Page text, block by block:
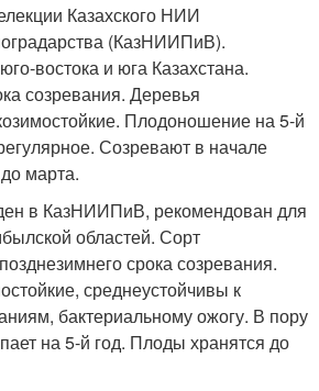
Казахского НИИ
(КазНИИПиВ).
востока и юга Казахстана.
созревания. Деревья
Плодоношение на 5-й
Созревают в начале
марта.
в КазНИИПиВ, рекомендован для
областей. Сорт
срока созревания.
среднеустойчивы к
бактериальному ожогу. В пору
на 5-й год. Плоды хранятся до